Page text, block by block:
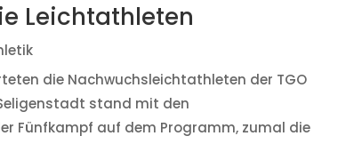
Leichtathleten
die Nachwuchsleichtathleten der TGO
stand mit den
Fünfkampf auf dem Programm, zumal die